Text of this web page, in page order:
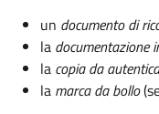
un documento di
la documentazione
la copia da
la marca da bollo